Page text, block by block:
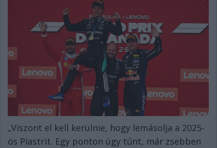
„Viszont el kell kerülnie, hogy lemásolja a 2025-
ös Piastrit. Egy ponton úgy tűnt, már zsebben